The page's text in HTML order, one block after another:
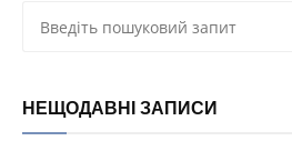
НЕЩОДАВНІ ЗАПИСИ